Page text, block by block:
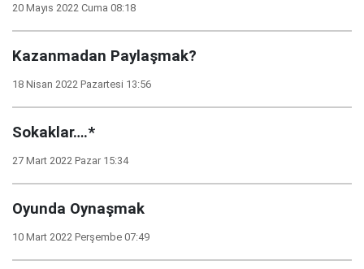
20 Mayıs 2022 Cuma 08:18
Kazanmadan Paylaşmak?
18 Nisan 2022 Pazartesi 13:56
Sokaklar….*
27 Mart 2022 Pazar 15:34
Oyunda Oynaşmak
10 Mart 2022 Perşembe 07:49